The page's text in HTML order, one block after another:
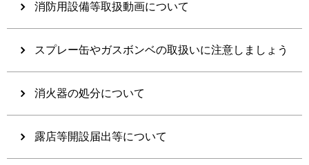
消防用設備等取扱動画について
スプレー缶やガスボンベの取扱いに注意しましょう
消火器の処分について
露店等開設届出等について